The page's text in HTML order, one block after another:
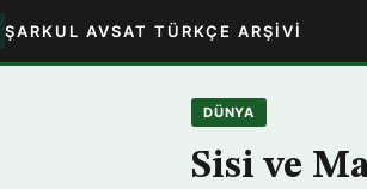
ŞARKUL AVSAT TÜRKÇE ARŞIVI
DÜNYA
Sisi ve